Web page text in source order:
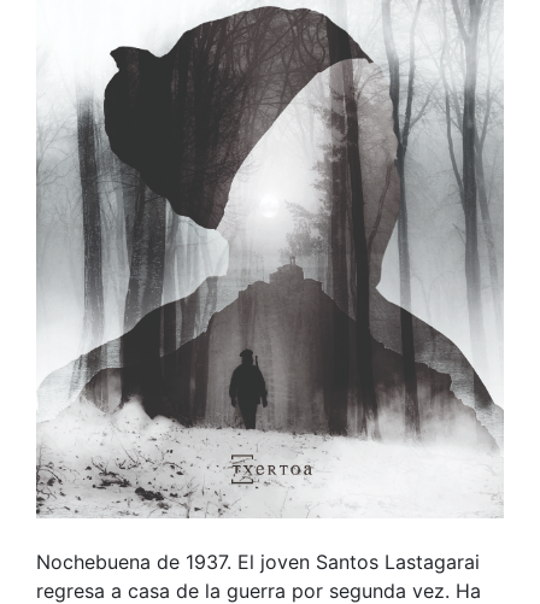
Nochebuena de 1937. El joven Santos Lastagarai
regresa a casa de la guerra por segunda vez. Ha